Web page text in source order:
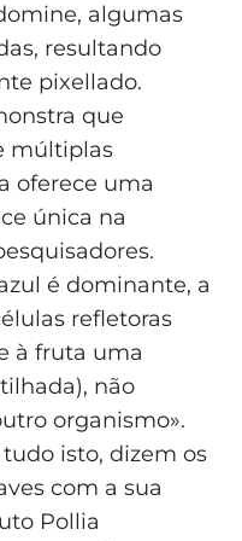
algumas
resultando
pixellado.
que
múltiplas
oferece uma
única na
é dominante, a
refletoras
à fruta uma
não
organismo».
isto, dizem os
com a sua
Pollia